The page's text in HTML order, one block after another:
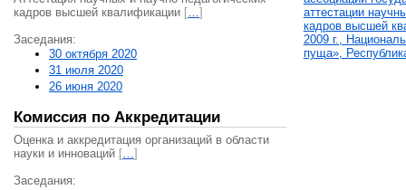
кадров высшей квалификации […]
Заседания:
30 октября 2020
31 июля 2020
26 июня 2020
Комиссия по Аккредитации
Оценка и аккредитация организаций в области
науки и инноваций […]
Заседания:
аттестации
кадров высшей
2009 г.,
пуща»,